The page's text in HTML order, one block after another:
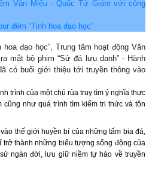
Văn Miếu - Quốc Tử Giám với công
đêm “Tinh hoa đạo học”
đạo học”, Trung tâm hoạt động Văn
mắt bộ phim “Sử đá lưu danh” - Hành
có buổi giới thiệu tới truyền thông vào
trình của một chú rùa truy tìm ý nghĩa thực
như quá trình tìm kiếm tri thức và tôn
thế giới huyền bí của những tấm bia đá,
thành những biểu tượng sống động của
ngàn đời, lưu giữ niềm tự hào về truyền